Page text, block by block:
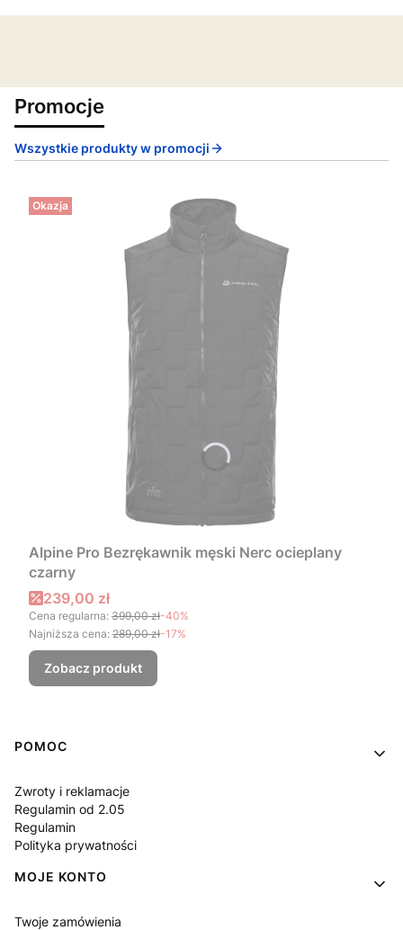
Promocje
Wszystkie produkty w promocji
Okazja
Alpine Pro Bezrękawnik męski Nerc ocieplany
czarny
Cena promocyjna
239,00 zł
Cena regularna: 399,00 zł-40%
Najniższa cena: 289,00 zł-17%
Zobacz produkt
Linki w stopce
POMOC
Zwroty i reklamacje
Regulamin od 2.05
Regulamin
Polityka prywatności
MOJE KONTO
Twoje zamówienia